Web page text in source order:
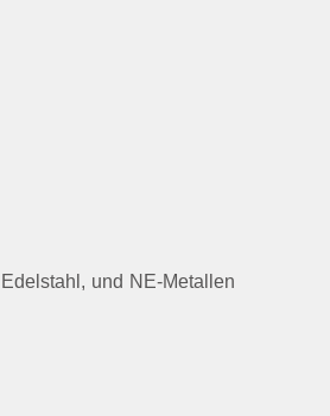
und NE-Metallen